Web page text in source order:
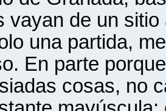
vayan de un
una partida,
En parte
cosas, no